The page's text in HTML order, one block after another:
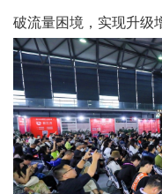
破流量困境，实现升级